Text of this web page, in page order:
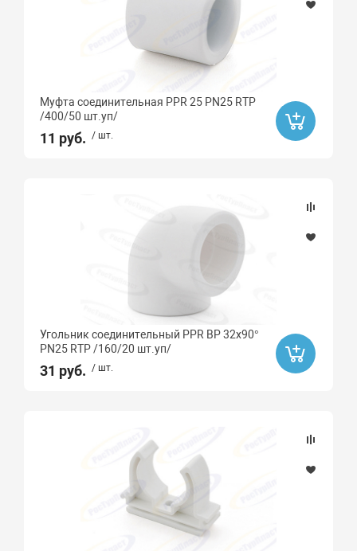
Бессвинцовая латунь CW511L
Латунь CW617N
Пластик
Муфта соединительная PPR 25 PN25 RTP
/400/50 шт.уп/
11 руб. / шт.
Угольник соединительный PPR ВР 32х90°
PN25 RTP /160/20 шт.уп/
31 руб. / шт.